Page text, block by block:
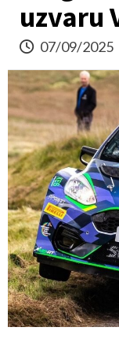
uzvaru
07/09/2025